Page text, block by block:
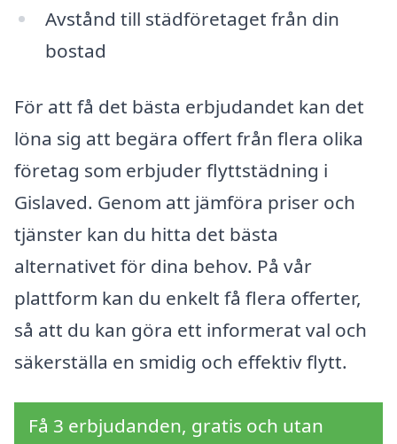
Avstånd till städföretaget från din
bostad
För att få det bästa erbjudandet kan det
löna sig att begära offert från flera olika
företag som erbjuder flyttstädning i
Gislaved. Genom att jämföra priser och
tjänster kan du hitta det bästa
alternativet för dina behov. På vår
plattform kan du enkelt få flera offerter,
så att du kan göra ett informerat val och
säkerställa en smidig och effektiv flytt.
Få 3 erbjudanden, gratis och utan